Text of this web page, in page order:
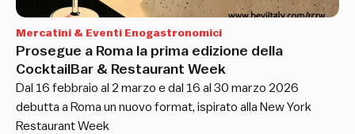
Mercatini & Eventi Enogastronomici
Prosegue a Roma la prima edizione della
CocktailBar & Restaurant Week
Dal 16 febbraio al 2 marzo e dal 16 al 30 marzo 2026
debutta a Roma un nuovo format, ispirato alla New York
Restaurant Week